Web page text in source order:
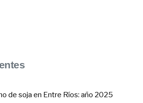
de soja en Entre Ríos: año 2025